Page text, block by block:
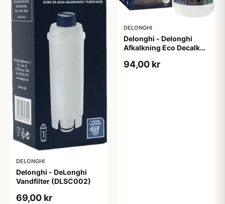
DELONGHI
Delonghi - DeLonghi
Vandfilter (DLSC002)
69,00 kr
DELONGHI
Delonghi - Delonghi
Afkalkning Eco Decalk
94,00 kr